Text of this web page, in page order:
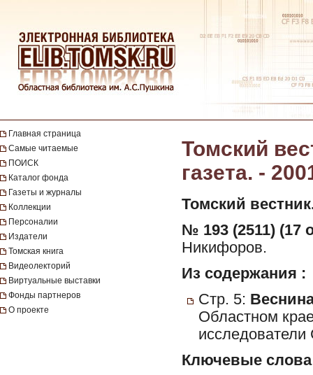
Главная страница
Самые читаемые
ПОИСК
Каталог фонда
Газеты и журналы
Коллекции
Персоналии
Издатели
Томская книга
Видеолекторий
Виртуальные выставки
Фонды партнеров
О проекте
Томский
газета. -
Томский
№ 193 (2511) (17
Никифоров.
Из содержания :
Стр. 5:
Областном
Ключевые слова